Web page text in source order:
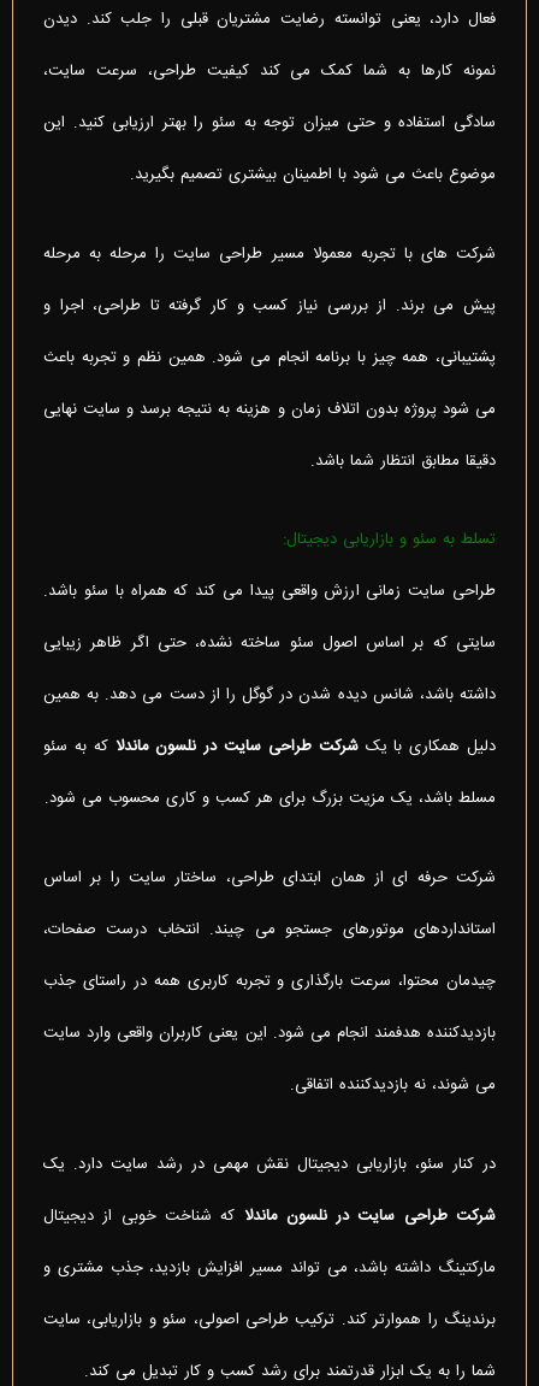
فعال دارد، یعنی توانسته رضایت مشتریان قبلی را جلب کند. دیدن
نمونه کارها به شما کمک می کند کیفیت طراحی، سرعت سایت،
سادگی استفاده و حتی میزان توجه به سئو را بهتر ارزیابی کنید. این
موضوع باعث می شود با اطمینان بیشتری تصمیم بگیرید.
شرکت های با تجربه معمولا مسیر طراحی سایت را مرحله به مرحله
پیش می برند. از بررسی نیاز کسب و کار گرفته تا طراحی، اجرا و
پشتیبانی، همه چیز با برنامه انجام می شود. همین نظم و تجربه باعث
می شود پروژه بدون اتلاف زمان و هزینه به نتیجه برسد و سایت نهایی
دقیقا مطابق انتظار شما باشد.
تسلط به سئو و بازاریابی دیجیتال:
طراحی سایت زمانی ارزش واقعی پیدا می کند که همراه با سئو باشد.
سایتی که بر اساس اصول سئو ساخته نشده، حتی اگر ظاهر زیبایی
داشته باشد، شانس دیده شدن در گوگل را از دست می دهد. به همین
دلیل همکاری با یک شرکت طراحی سایت در نلسون ماندلا که به سئو
مسلط باشد، یک مزیت بزرگ برای هر کسب و کاری محسوب می شود.
شرکت حرفه ای از همان ابتدای طراحی، ساختار سایت را بر اساس
استانداردهای موتورهای جستجو می چیند. انتخاب درست صفحات،
چیدمان محتوا، سرعت بارگذاری و تجربه کاربری همه در راستای جذب
بازدیدکننده هدفمند انجام می شود. این یعنی کاربران واقعی وارد سایت
می شوند، نه بازدیدکننده اتفاقی.
در کنار سئو، بازاریابی دیجیتال نقش مهمی در رشد سایت دارد. یک
شرکت طراحی سایت در نلسون ماندلا که شناخت خوبی از دیجیتال
مارکتینگ داشته باشد، می تواند مسیر افزایش بازدید، جذب مشتری و
برندینگ را هموارتر کند. ترکیب طراحی اصولی، سئو و بازاریابی، سایت
شما را به یک ابزار قدرتمند برای رشد کسب و کار تبدیل می کند.